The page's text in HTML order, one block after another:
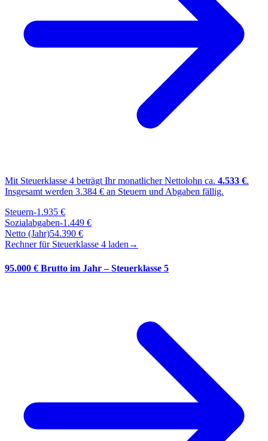
Mit Steuerklasse 4 beträgt Ihr monatlicher Nettolohn ca. 4.533 €.
Insgesamt werden 3.384 € an Steuern und Abgaben fällig.
Steuern-1.935 €
Sozialabgaben-1.449 €
Netto (Jahr)54.390 €
Rechner für Steuerklasse 4 laden →
95.000 € Brutto im Jahr – Steuerklasse 5